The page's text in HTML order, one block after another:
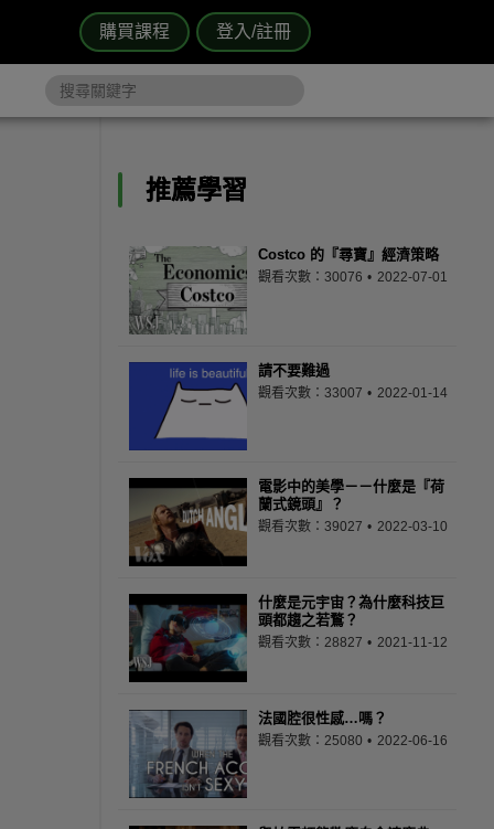
購買課程 登入/註冊
推薦學習
Costco 的『尋寶』經濟策略
觀看次數：30076 2022-07-01
請不要難過
觀看次數：33007 2022-01-14
電影中的美學－－什麼是『荷
蘭式鏡頭』？
觀看次數：39027 2022-03-10
什麼是元宇宙？為什麼科技巨
頭都趨之若鶩？
觀看次數：28827 2021-11-12
法國腔很性感…嗎？
觀看次數：25080 2022-06-16